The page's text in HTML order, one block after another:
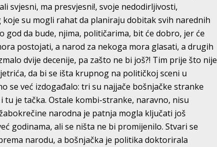
svjesni, ma presvjesni!, svoje nedodirljivosti,
su mogli rahat da planiraju dobitak svih narednih
god da bude, njima, političarima, bit će dobro, jer će
postojati, a narod za nekoga mora glasati, a drugih
dvije decenije, pa zašto ne bi još?! Tim prije što nije
da bi se išta krupnog na političkoj sceni u
se već izdogađalo: tri su najjače bošnjačke stranke
je tačka. Ostale kombi-stranke, naravno, nisu
narodna je patnja mogla ključati još
godinama, ali se ništa ne bi promijenilo. Stvari se
narodu, a bošnjačka je politika doktorirala